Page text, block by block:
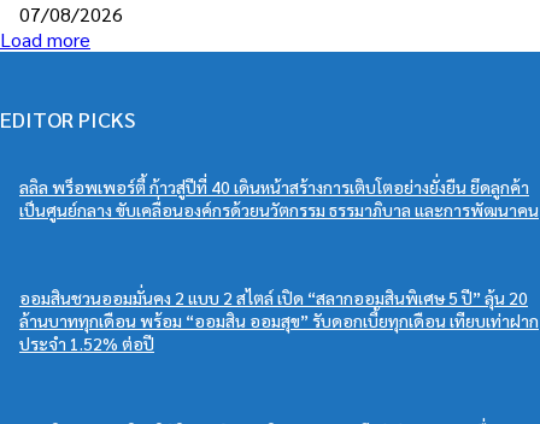
07/08/2026
Load more
EDITOR PICKS
ลลิล พร็อพเพอร์ตี้ ก้าวสู่ปีที่ 40 เดินหน้าสร้างการเติบโตอย่างยั่งยืน ยึดลูกค้า
เป็นศูนย์กลาง ขับเคลื่อนองค์กรด้วยนวัตกรรม ธรรมาภิบาล และการพัฒนาคน
ออมสินชวนออมมั่นคง 2 แบบ 2 สไตล์ เปิด “สลากออมสินพิเศษ 5 ปี” ลุ้น 20
ล้านบาททุกเดือน พร้อม “ออมสิน ออมสุข” รับดอกเบี้ยทุกเดือน เทียบเท่าฝาก
ประจำ 1.52% ต่อปี